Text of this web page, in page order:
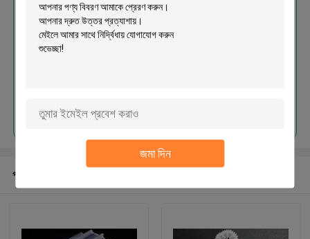
জমা দিন
হোয়াইট কালার সিঙ্কিং হিপস উপাদান
প্রস্তাবিত পণ্য